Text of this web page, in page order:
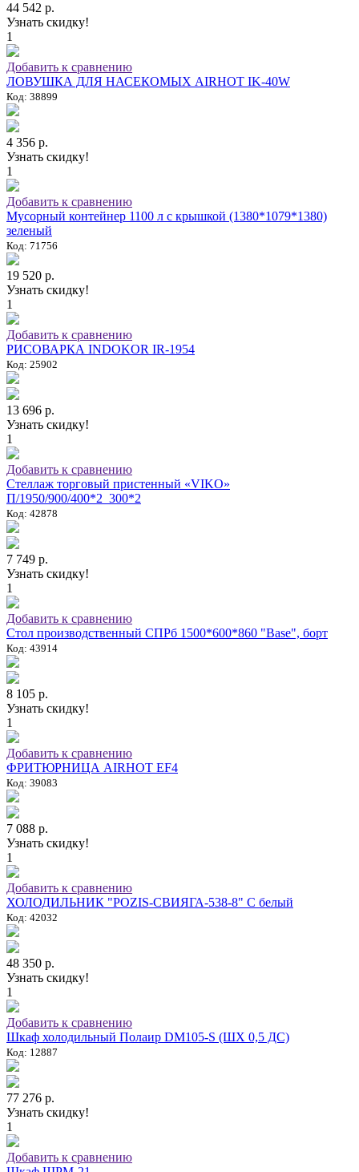
44 542 р.
Узнать скидку!
1
Добавить к сравнению
ЛОВУШКА ДЛЯ НАСЕКОМЫХ AIRHOT IK-40W
Код: 38899
4 356 р.
Узнать скидку!
1
Добавить к сравнению
Мусорный контейнер 1100 л с крышкой (1380*1079*1380)
зеленый
Код: 71756
19 520 р.
Узнать скидку!
1
Добавить к сравнению
РИСОВАРКА INDOKOR IR-1954
Код: 25902
13 696 р.
Узнать скидку!
1
Добавить к сравнению
Стеллаж торговый пристенный «VIKO»
П/1950/900/400*2_300*2
Код: 42878
7 749 р.
Узнать скидку!
1
Добавить к сравнению
Стол производственный СПРб 1500*600*860 "Base", борт
Код: 43914
8 105 р.
Узнать скидку!
1
Добавить к сравнению
ФРИТЮРНИЦА AIRHOT EF4
Код: 39083
7 088 р.
Узнать скидку!
1
Добавить к сравнению
ХОЛОДИЛЬНИК "POZIS-СВИЯГА-538-8" C белый
Код: 42032
48 350 р.
Узнать скидку!
1
Добавить к сравнению
Шкаф холодильный Полаир DM105-S (ШХ 0,5 ДС)
Код: 12887
77 276 р.
Узнать скидку!
1
Добавить к сравнению